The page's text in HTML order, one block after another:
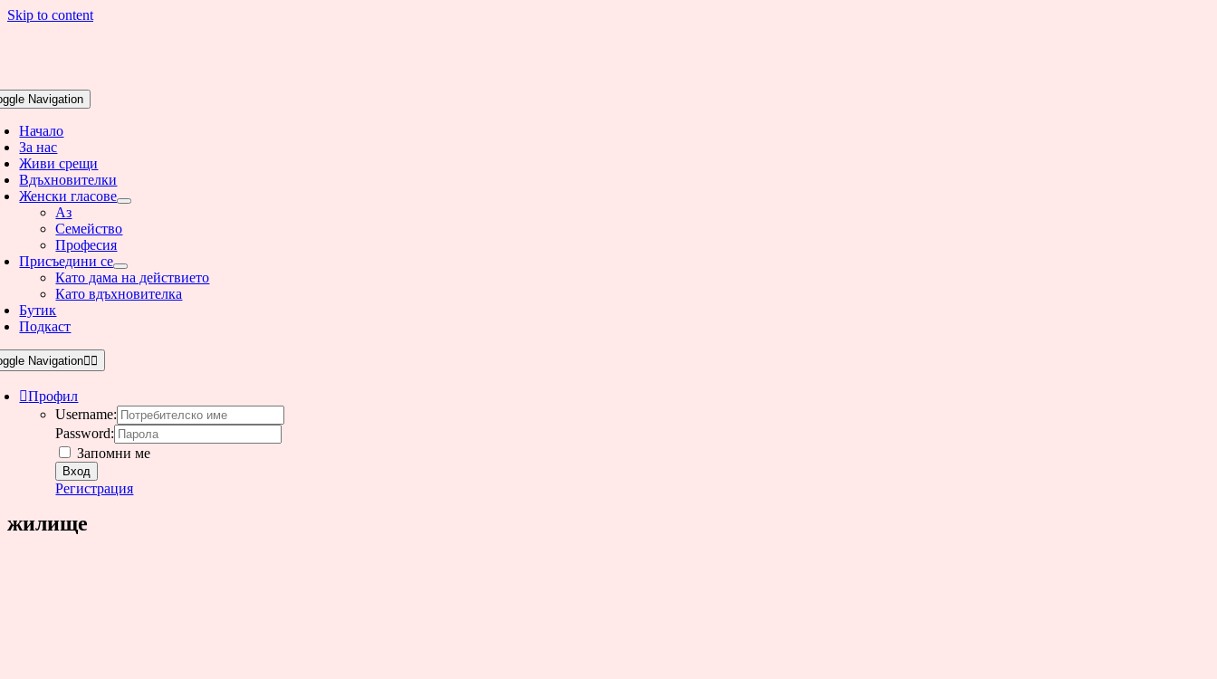
Skip to content
Navigation
Начало
За нас
Живи срещи
Вдъхновителки
Женски гласове
Аз
Семейство
Професия
Присъедини се
Като дама на действието
Като вдъхновителка
Бутик
Подкаст
Navigation
Профил
Username:
Password:
Запомни ме
Регистрация
жилище